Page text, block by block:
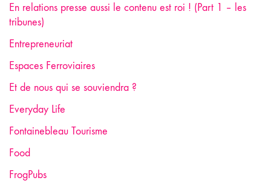
En relations presse aussi le contenu est roi ! (Part 1 – les
tribunes)
Entrepreneuriat
Espaces Ferroviaires
Et de nous qui se souviendra ?
Everyday Life
Fontainebleau Tourisme
Food
FrogPubs